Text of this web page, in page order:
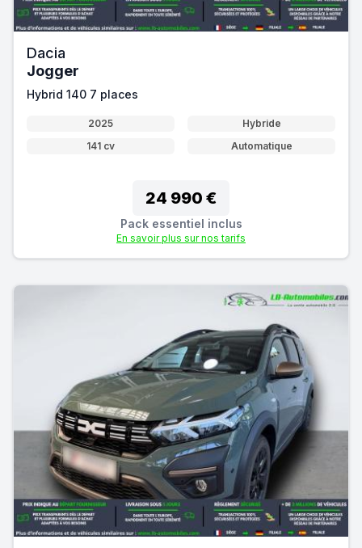
Dacia
Jogger
Hybrid 140 7 places
2025
Hybride
141 cv
Automatique
24 990 €
Pack essentiel inclus
En savoir plus sur nos tarifs